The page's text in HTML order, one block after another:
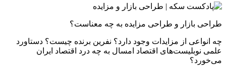
طراحی بازار و طراحی مزایده به چه معناست؟
چه انواعی از مزایدات وجود دارد؟ نفرین برنده چیست؟ دستاورد
علمی نوبلیست‌های اقتصاد امسال به چه درد اقتصاد ایران
می‌خورد؟